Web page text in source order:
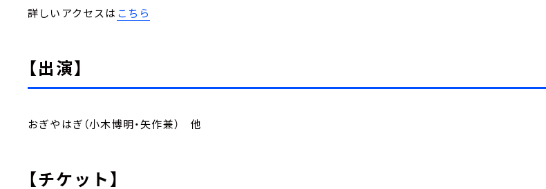
詳しいアクセスは こちら
【出演】
おぎやはぎ（小木博明・矢作兼） 他
【チケット】